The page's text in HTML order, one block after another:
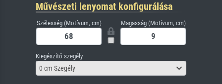
Művészeti lenyomat konfigurálása
Szélesség (Motívum, cm) Magasság (Motívum, cm)
Kiegészítő szegély
0 cm Szegély